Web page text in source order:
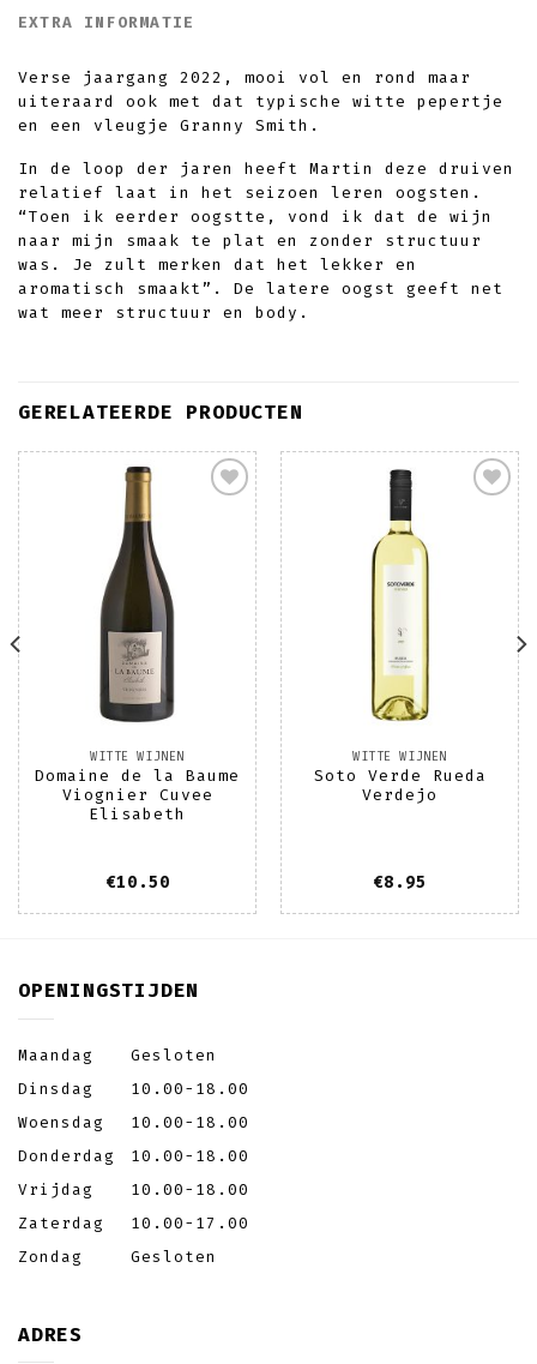
EXTRA INFORMATIE
Verse jaargang 2022, mooi vol en rond maar
uiteraard ook met dat typische witte pepertje
en een vleugje Granny Smith.
In de loop der jaren heeft Martin deze druiven
relatief laat in het seizoen leren oogsten.
“Toen ik eerder oogstte, vond ik dat de wijn
naar mijn smaak te plat en zonder structuur
was. Je zult merken dat het lekker en
aromatisch smaakt”. De latere oogst geeft net
wat meer structuur en body.
GERELATEERDE PRODUCTEN
WITTE WIJNEN
Domaine de la Baume
Viognier Cuvee
Elisabeth
€10.50
wenslijst
WITTE WIJNEN
Soto Verde Rueda
Verdejo
€8.95
OPENINGSTIJDEN
Maandag
Gesloten
Dinsdag
10.00-18.00
Woensdag
10.00-18.00
Donderdag
10.00-18.00
Vrijdag
10.00-18.00
Zaterdag
10.00-17.00
Zondag
Gesloten
ADRES